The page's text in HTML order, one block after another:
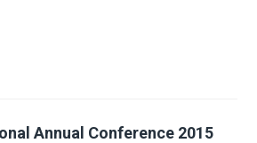
Annual Conference 2015